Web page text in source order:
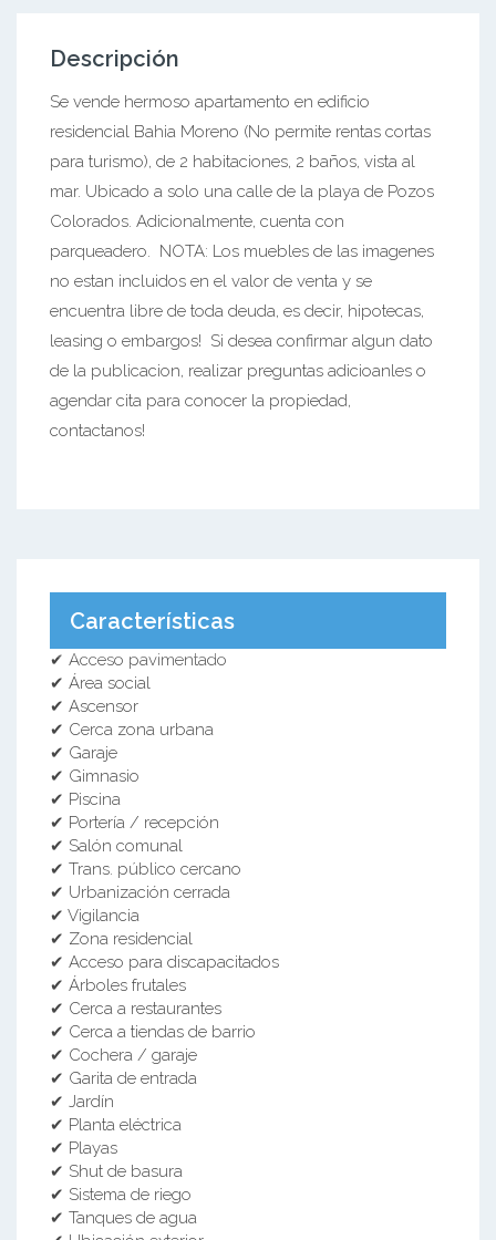
Descripción
Se vende hermoso apartamento en edificio
residencial Bahia Moreno (No permite rentas cortas
para turismo), de 2 habitaciones, 2 baños, vista al
mar. Ubicado a solo una calle de la playa de Pozos
Colorados. Adicionalmente, cuenta con
parqueadero. NOTA: Los muebles de las imagenes
no estan incluidos en el valor de venta y se
encuentra libre de toda deuda, es decir, hipotecas,
leasing o embargos! Si desea confirmar algun dato
de la publicacion, realizar preguntas adicioanles o
agendar cita para conocer la propiedad,
contactanos!
Características
✔ Acceso pavimentado
✔ Área social
✔ Ascensor
✔ Cerca zona urbana
✔ Garaje
✔ Gimnasio
✔ Piscina
✔ Portería / recepción
✔ Salón comunal
✔ Trans. público cercano
✔ Urbanización cerrada
✔ Vigilancia
✔ Zona residencial
✔ Acceso para discapacitados
✔ Árboles frutales
✔ Cerca a restaurantes
✔ Cerca a tiendas de barrio
✔ Cochera / garaje
✔ Garita de entrada
✔ Jardín
✔ Planta eléctrica
✔ Playas
✔ Shut de basura
✔ Sistema de riego
✔ Tanques de agua